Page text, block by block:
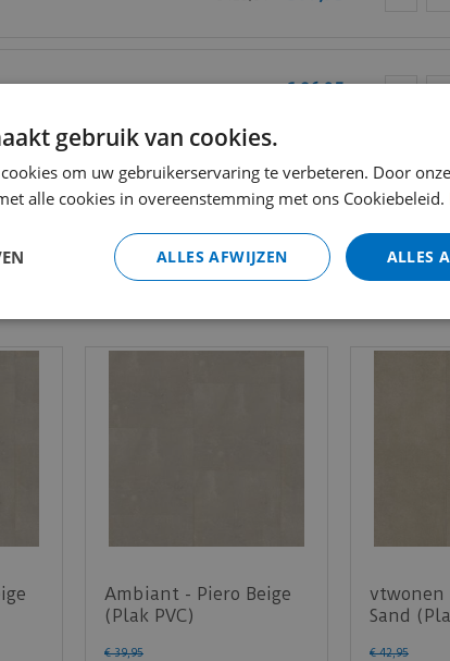
Vraag
€ 96,85
Totaal
Ambiant - Piero Beige
(Plak PVC)
€ 39,95
vtwonen
Sand
€ 42,95
gebruik van cookies.
om uw gebruikerservaring te verbeteren. Door
alle cookies in overeenstemming met ons Cookiebeleid.
ALLES
ALLES AFWIJZEN